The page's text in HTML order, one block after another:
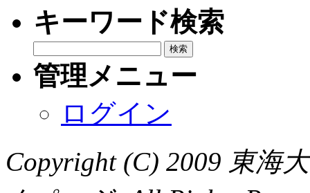
キーワード検索
管理メニュー
ログイン
Copyright (C) 2009 東